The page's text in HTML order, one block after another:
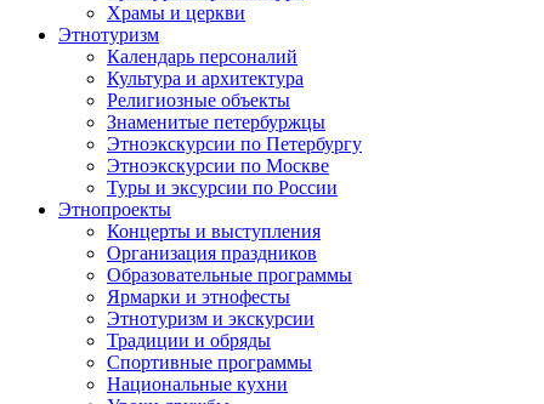
Храмы и церкви
Этнотуризм
Календарь персоналий
Культура и архитектура
Религиозные объекты
Знаменитые петербуржцы
Этноэкскурсии по Петербургу
Этноэкскурсии по Москве
Туры и эксурсии по России
Этнопроекты
Концерты и выступления
Организация праздников
Образовательные программы
Ярмарки и этнофесты
Этнотуризм и экскурсии
Традиции и обряды
Спортивные программы
Национальные кухни